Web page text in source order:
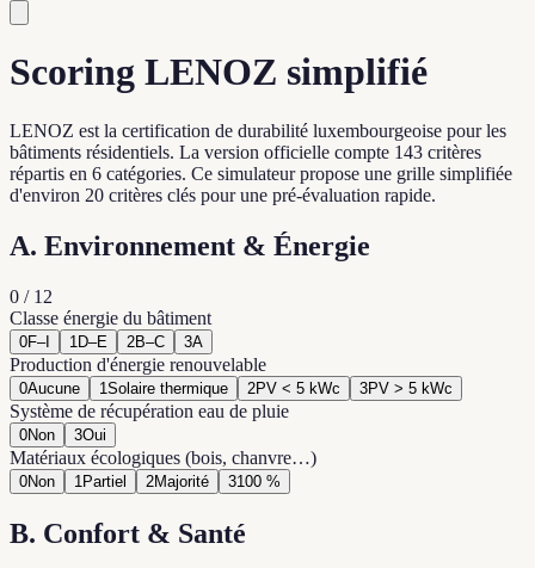
Scoring LENOZ simplifié
LENOZ est la certification de durabilité luxembourgeoise pour les
bâtiments résidentiels. La version officielle compte 143 critères
répartis en 6 catégories. Ce simulateur propose une grille simplifiée
d'environ 20 critères clés pour une pré-évaluation rapide.
A. Environnement & Énergie
0 / 12
Classe énergie du bâtiment
0F–I 1 D–E 2B–C 3A
Production d'énergie renouvelable
0Aucune 1Solaire thermique 2PV < 5 kWc 3PV > 5 kWc
Système de récupération eau de pluie
0Non 3Oui
Matériaux écologiques (bois, chanvre…)
0Non 1 Partiel 2Majorité 3100 %
B. Confort & Santé